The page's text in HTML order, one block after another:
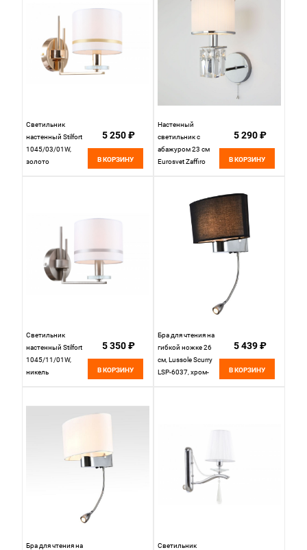
Светильник
настенный Stilfort
1045/03/01W,
золото
5 250 ₽
В КОРЗИНУ
Настенный
светильник с
абажуром 23 см
Eurosvet Zaffiro
хрусталь Strotskis
(новый абажур)
5 290 ₽
В КОРЗИНУ
Светильник
настенный Stilfort
1045/11/01W,
никель
5 350 ₽
В КОРЗИНУ
Бра для чтения на
гибкой ножке 26
см, Lussole Scurry
LSP-6037, хром-
5 439 ₽
В КОРЗИНУ
Бра для чтения на
Светильник